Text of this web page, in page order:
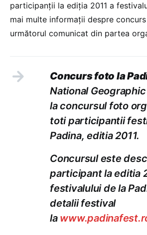
participanții la ediția 2011 a
mai multe informații despre
următorul comunicat din partea
Concurs foto la
National
la concursul foto
toti participantii
Padina, editia 2011.
Concursul este
participant la editia
festivalului de la
detalii festival
la